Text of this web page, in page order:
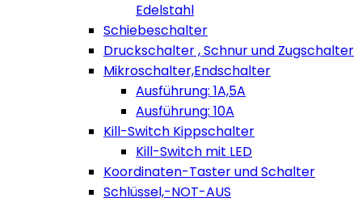
Edelstahl
Schiebeschalter
Druckschalter , Schnur und Zugschalter
Mikroschalter,Endschalter
Ausführung: 1A,5A
Ausführung: 10A
Kill-Switch Kippschalter
Kill-Switch mit LED
Koordinaten-Taster und Schalter
Schlüssel,-NOT-AUS